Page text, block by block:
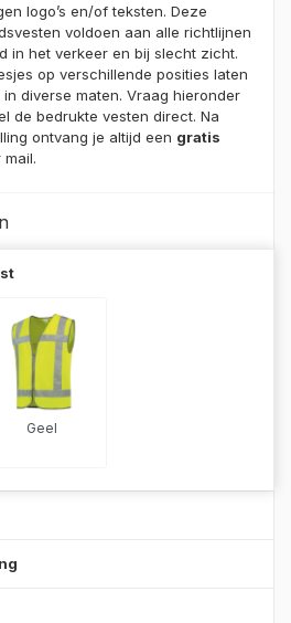
logo’s en/of teksten. Deze
voldoen aan alle richtlijnen
in het verkeer en bij slecht zicht.
op verschillende posities laten
diverse maten. Vraag hieronder
de bedrukte vesten direct. Na
ontvang je altijd een gratis
mail.
Geel